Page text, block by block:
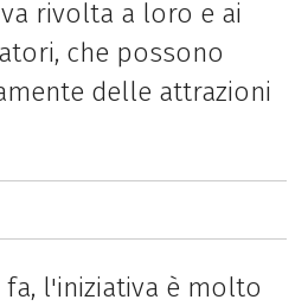
rivolta a loro e ai
che possono
delle attrazioni
l'iniziativa è molto